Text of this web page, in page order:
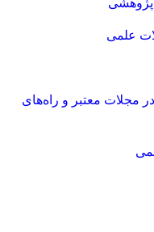
علمی
معتبر و راه‌های